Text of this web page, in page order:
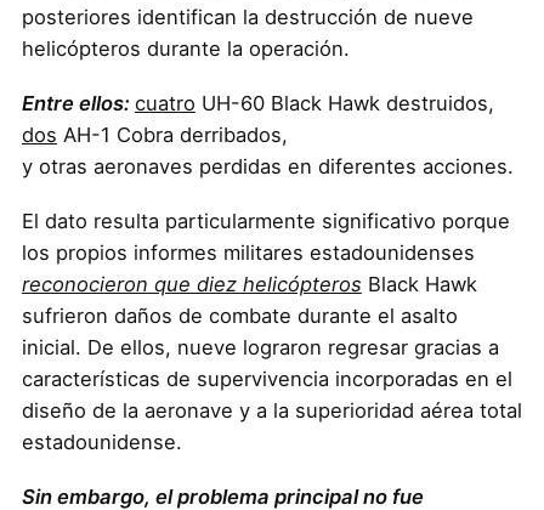
posteriores identifican la destrucción de nueve
helicópteros durante la operación.
Entre ellos: cuatro UH-60 Black Hawk destruidos,
dos AH-1 Cobra derribados,
y otras aeronaves perdidas en diferentes acciones.
El dato resulta particularmente significativo porque
los propios informes militares estadounidenses
reconocieron que diez helicópteros Black Hawk
sufrieron daños de combate durante el asalto
inicial. De ellos, nueve lograron regresar gracias a
características de supervivencia incorporadas en el
diseño de la aeronave y a la superioridad aérea total
estadounidense.
Sin embargo, el problema principal no fue